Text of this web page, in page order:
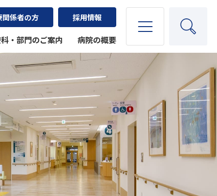
関係者の方 採用情報
・部門のご案内 病院の概要